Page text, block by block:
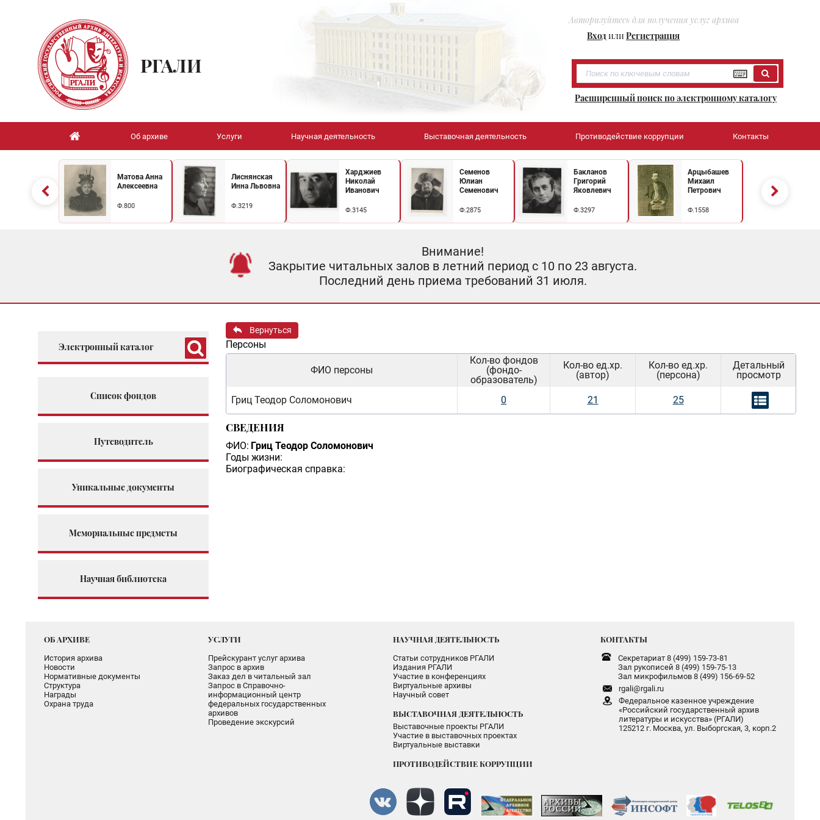
Авторизуйтесь для получения услуг архива
ВходилиРегистрация
РГАЛИ
Расширенный поиск по электронному каталогу
Об архиве Услуги Научная деятельность Выставочная деятельность Противодействие коррупции Контакты
Матова Анна
Алексеевна
Ф.800
Лиснянская
Инна Львовна
Ф.3219
Харджиев
Николай
Иванович
Ф.3145
Семенов
Юлиан
Семенович
Ф.2875
Бакланов
Григорий
Яковлевич
Ф.3297
Арцыбашев
Михаил
Петрович
Ф.1558
Внимание!
Закрытие читальных залов в летний период с 10 по 23 августа.
Последний день приема требований 31 июля.
Электронный каталог
Список фондов
Путеводитель
Уникальные документы
Мемориальные предметы
Научная библиотека
Вернуться
Персоны
ФИО персоны
Кол-во фондов
(фондо-
образователь)
Кол-во ед.хр.
(автор)
Кол-во ед.хр.
(персона)
Детальный
просмотр
Гриц Теодор Соломонович 0 21 25
СВЕДЕНИЯ
ФИО: Гриц Теодор Соломонович
Годы жизни:
Биографическая справка:
ОБ АРХИВЕ
История архива
Новости
Нормативные документы
Структура
Награды
Охрана труда
УСЛУГИ
Прейскурант услуг архива
Запрос в архив
Заказ дел в читальный зал
Запрос в Справочно-
информационный центр
федеральных государственных
архивов
Проведение экскурсий
НАУЧНАЯ ДЕЯТЕЛЬНОСТЬ
Статьи сотрудников РГАЛИ
Издания РГАЛИ
Участие в конференциях
Виртуальные архивы
Научный совет
ВЫСТАВОЧНАЯ ДЕЯТЕЛЬНОСТЬ
Выставочные проекты РГАЛИ
Участие в выставочных проектах
Виртуальные выставки
ПРОТИВОДЕЙСТВИЕ КОРРУПЦИИ
КОНТАКТЫ
Секретариат 8 (499) 159-73-81
Зал рукописей 8 (499) 159-75-13
Зал микрофильмов 8 (499) 156-69-52
rgali@rgali.ru
Федеральное казенное учреждение
«Российский государственный архив
литературы и искусства» (РГАЛИ)
125212 г. Москва, ул. Выборгская, 3, корп.2